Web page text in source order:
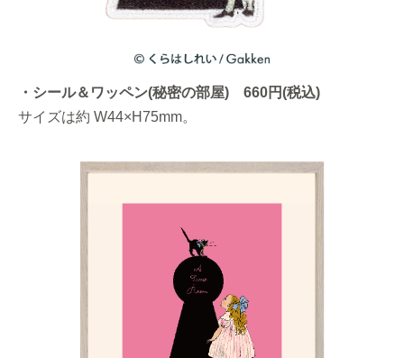
・シール＆ワッペン(秘密の部屋) 660円(税込)
サイズは約 W44×H75mm。